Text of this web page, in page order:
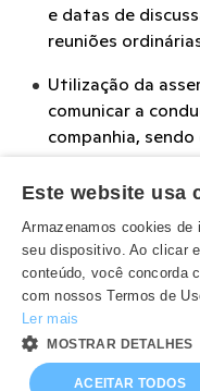
e datas de
reuniões
Utilização da
comunicar a
companhia,
entendimento das
assembleia e
Este website usa
Armazenamos cookies de
seu dispositivo. Ao clicar
conteúdo, você concorda
com nossos Termos de
Ler mais
MOSTRAR DETALHES
ACEITAR TODOS